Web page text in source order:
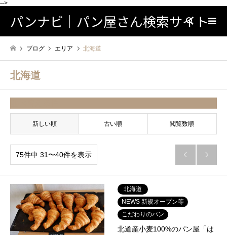
-->
パンナビ｜パン屋さん検索サイト検索
ブログ エリア 北海道
北海道
新しい順 古い順 閲覧数順
75件中 31〜40件を表示  
北海道
NEWS 新規オープン等
こだわりのパン
北道産小麦100%のパン屋「は